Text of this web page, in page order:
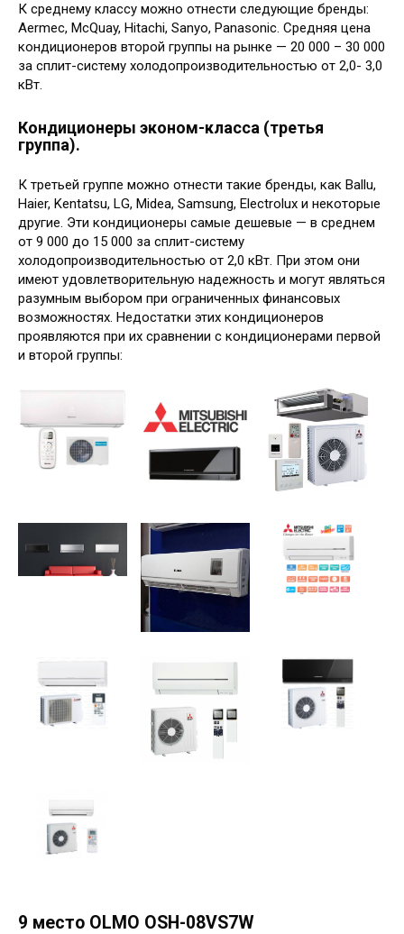
К среднему классу можно отнести следующие бренды:
Aermec, McQuay, Hitachi, Sanyo, Panasonic. Средняя цена
кондиционеров второй группы на рынке — 20 000 – 30 000
за сплит-систему холодопроизводительностью от 2,0- 3,0
кВт.
Кондиционеры эконом-класса (третья
группа).
К третьей группе можно отнести такие бренды, как Ballu,
Haier, Kentatsu, LG, Midea, Samsung, Electrolux и некоторые
другие. Эти кондиционеры самые дешевые — в среднем
от 9 000 до 15 000 за сплит-систему
холодопроизводительностью от 2,0 кВт. При этом они
имеют удовлетворительную надежность и могут являться
разумным выбором при ограниченных финансовых
возможностях. Недостатки этих кондиционеров
проявляются при их сравнении с кондиционерами первой
и второй группы:
9 место OLMO OSH-08VS7W